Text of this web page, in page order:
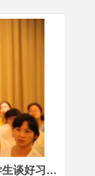
微课免费报名丨一位15岁英国小留学生谈好习惯的养成